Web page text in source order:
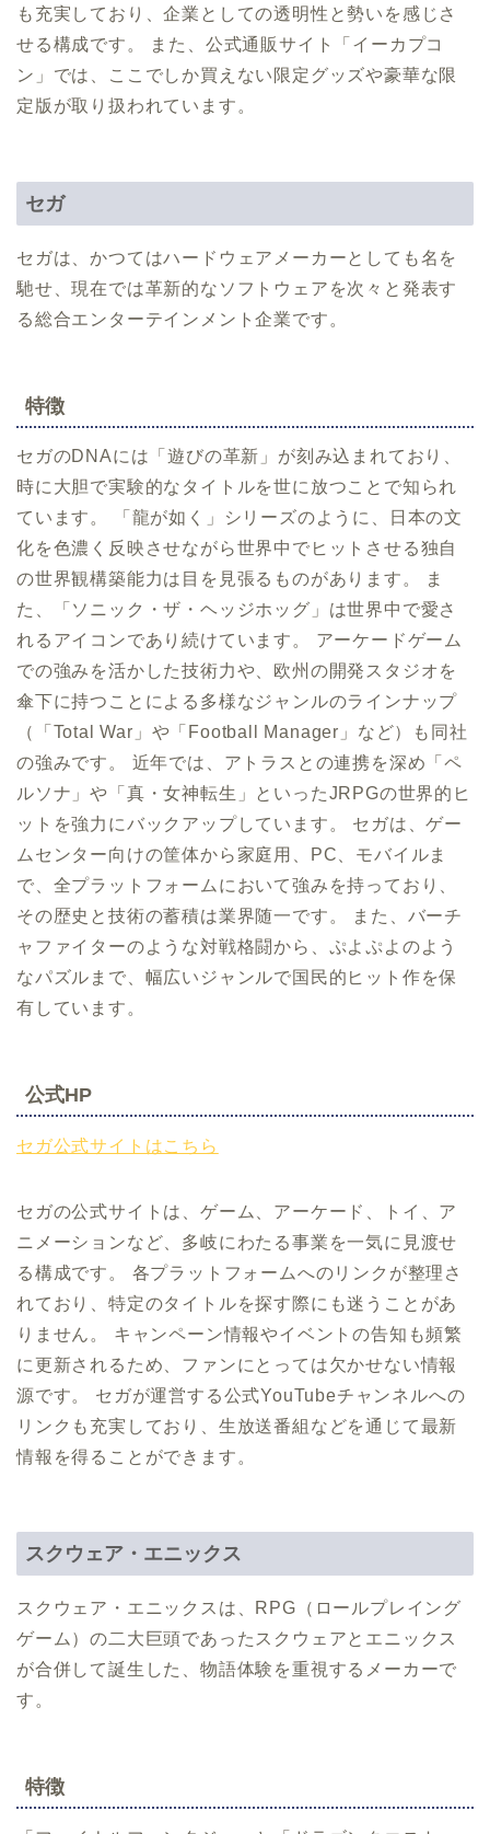
も充実しており、企業としての透明性と勢いを感じさ
せる構成です。 また、公式通販サイト「イーカプコ
ン」では、ここでしか買えない限定グッズや豪華な限
定版が取り扱われています。
セガ
セガは、かつてはハードウェアメーカーとしても名を
馳せ、現在では革新的なソフトウェアを次々と発表す
る総合エンターテインメント企業です。
特徴
セガのDNAには「遊びの革新」が刻み込まれており、
時に大胆で実験的なタイトルを世に放つことで知られ
ています。 「龍が如く」シリーズのように、日本の文
化を色濃く反映させながら世界中でヒットさせる独自
の世界観構築能力は目を見張るものがあります。 ま
た、「ソニック・ザ・ヘッジホッグ」は世界中で愛さ
れるアイコンであり続けています。 アーケードゲーム
での強みを活かした技術力や、欧州の開発スタジオを
傘下に持つことによる多様なジャンルのラインナップ
（「Total War」や「Football Manager」など）も同社
の強みです。 近年では、アトラスとの連携を深め「ペ
ルソナ」や「真・女神転生」といったJRPGの世界的ヒ
ットを強力にバックアップしています。 セガは、ゲー
ムセンター向けの筐体から家庭用、PC、モバイルま
で、全プラットフォームにおいて強みを持っており、
その歴史と技術の蓄積は業界随一です。 また、バーチ
ャファイターのような対戦格闘から、ぷよぷよのよう
なパズルまで、幅広いジャンルで国民的ヒット作を保
有しています。
公式HP
セガ公式サイトはこちら
セガの公式サイトは、ゲーム、アーケード、トイ、ア
ニメーションなど、多岐にわたる事業を一気に見渡せ
る構成です。 各プラットフォームへのリンクが整理さ
れており、特定のタイトルを探す際にも迷うことがあ
りません。 キャンペーン情報やイベントの告知も頻繁
に更新されるため、ファンにとっては欠かせない情報
源です。 セガが運営する公式YouTubeチャンネルへの
リンクも充実しており、生放送番組などを通じて最新
情報を得ることができます。
スクウェア・エニックス
スクウェア・エニックスは、RPG（ロールプレイング
ゲーム）の二大巨頭であったスクウェアとエニックス
が合併して誕生した、物語体験を重視するメーカーで
す。
特徴